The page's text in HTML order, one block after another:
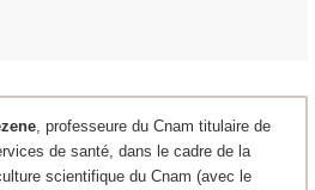
, professeure du Cnam titulaire de
de santé, dans le cadre de la
scientifique du Cnam (avec le